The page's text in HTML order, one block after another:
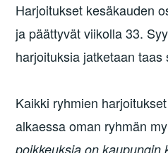
Harjoitukset kesäkauden
ja päättyvät viikolla 33.
harjoituksia jatketaan taas
Kaikki ryhmien
alkaessa oman ryhmän
poikkeuksia on kaupungin